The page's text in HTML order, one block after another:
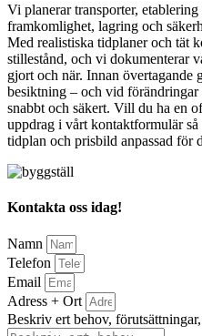
Vi planerar transporter,
framkomlighet, lagring och
Med realistiska tidplaner och tät
stillestånd, och vi dokumenterar
gjort och när. Innan övertagande
besiktning – och vid
snabbt och säkert. Vill du ha en
uppdrag i vårt kontaktformulär
tidplan och prisbild anpassad för
Kontakta oss idag!
Namn
Telefon
Email
Adress + Ort
Beskriv ert behov,